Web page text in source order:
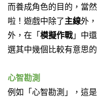
而養成角色的目的，當
啦！ 遊戲中除了主線外
外， 在「 模擬作戰」中
選其中幾個比較有意思
心智勘測
例如「心智勘測」， 這